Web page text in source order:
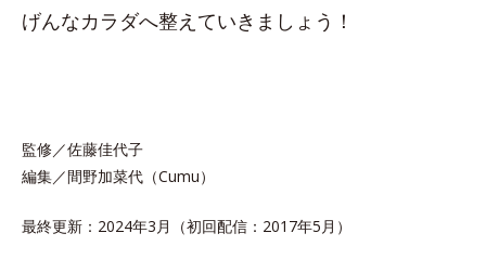
げんなカラダへ整えていきましょう！
監修／佐藤佳代子
編集／間野加菜代（Cumu）
最終更新：2024年3月（初回配信：2017年5月）